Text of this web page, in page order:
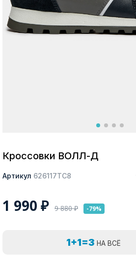
Кроссовки ВОЛЛ-Д
Артикул 626117ТС8
1 990 ₽ 9 880₽ -79%
1+1=3 НА ВСЁ